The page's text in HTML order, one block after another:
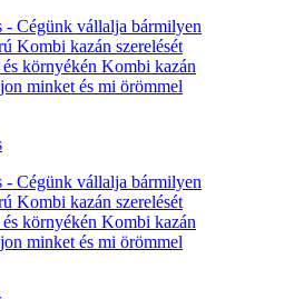
- Cégünk vállalja bármilyen
Kombi kazán szerelését
környékén Kombi kazán
minket és mi örömmel
- Cégünk vállalja bármilyen
Kombi kazán szerelését
környékén Kombi kazán
minket és mi örömmel